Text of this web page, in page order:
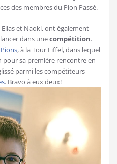
des membres du Pion Passé.
et Naoki, ont également
dans unecompétition.
, à la Tour Eiffel, dans lequel
pour sa première rencontre en
parmi les compétiteurs
. Bravo à eux deux!